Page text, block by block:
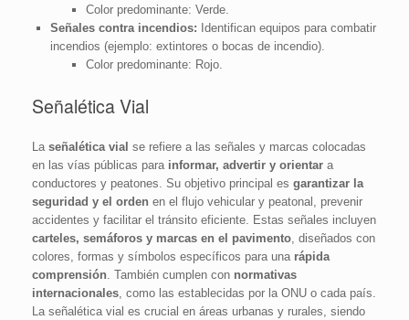
Color predominante: Verde.
Señales contra incendios: Identifican equipos para combatir
incendios (ejemplo: extintores o bocas de incendio).
Color predominante: Rojo.
Señalética Vial
La señalética vial se refiere a las señales y marcas colocadas
en las vías públicas para informar, advertir y orientar a
conductores y peatones. Su objetivo principal es garantizar la
seguridad y el orden en el flujo vehicular y peatonal, prevenir
accidentes y facilitar el tránsito eficiente. Estas señales incluyen
carteles, semáforos y marcas en el pavimento, diseñados con
colores, formas y símbolos específicos para una rápida
comprensión. También cumplen con normativas
internacionales, como las establecidas por la ONU o cada país.
La señalética vial es crucial en áreas urbanas y rurales, siendo